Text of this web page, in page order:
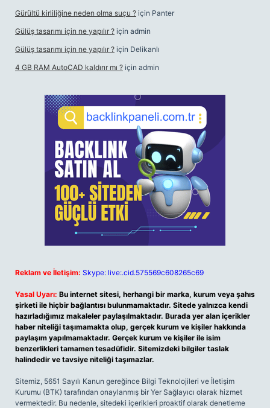
Gürültü kirliliğine neden olma suçu ? için Panter
Gülüş tasarımı için ne yapılır ? için admin
Gülüş tasarımı için ne yapılır ? için Delikanlı
4 GB RAM AutoCAD kaldırır mı ? için admin
Reklam ve İletişim: Skype: live:.cid.575569c608265c69
Yasal Uyarı: Bu internet sitesi, herhangi bir marka, kurum veya şahıs
şirketi ile hiçbir bağlantısı bulunmamaktadır. Sitede yalnızca kendi
hazırladığımız makaleler paylaşılmaktadır. Burada yer alan içerikler
haber niteliği taşımamakta olup, gerçek kurum ve kişiler hakkında
paylaşım yapılmamaktadır. Gerçek kurum ve kişiler ile isim
benzerlikleri tamamen tesadüfidir. Sitemizdeki bilgiler taslak
halindedir ve tavsiye niteliği taşımazlar.
Sitemiz, 5651 Sayılı Kanun gereğince Bilgi Teknolojileri ve İletişim
Kurumu (BTK) tarafından onaylanmış bir Yer Sağlayıcı olarak hizmet
vermektedir. Bu nedenle, sitedeki içerikleri proaktif olarak denetleme